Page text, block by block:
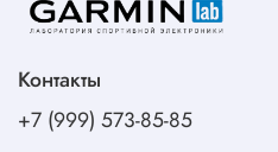
Контакты
+7 (999) 573-85-85